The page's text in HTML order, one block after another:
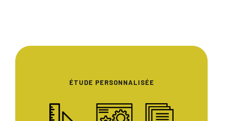
ÉTUDE PERSONNALISÉE